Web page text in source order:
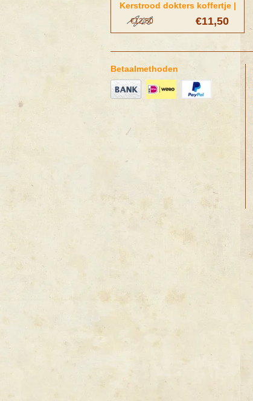
Kerstrood dokters koffertje |
Vondels Amsterdam
€11,50
€12,50
Betaalmethoden